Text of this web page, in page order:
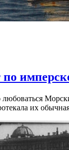
по
их обычная